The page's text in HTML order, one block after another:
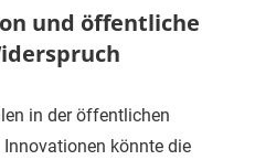
und öffentliche
in der öffentlichen
könnte die